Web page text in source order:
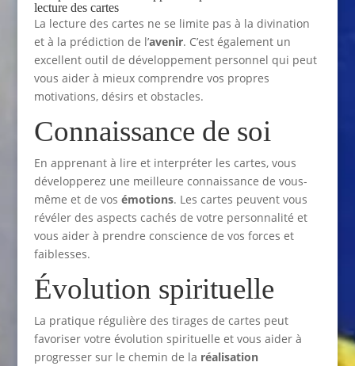
lecture des cartes
La lecture des cartes ne se limite pas à la divination
et à la prédiction de l’avenir. C’est également un
excellent outil de développement personnel qui peut
vous aider à mieux comprendre vos propres
motivations, désirs et obstacles.
Connaissance de soi
En apprenant à lire et interpréter les cartes, vous
développerez une meilleure connaissance de vous-
même et de vos émotions. Les cartes peuvent vous
révéler des aspects cachés de votre personnalité et
vous aider à prendre conscience de vos forces et
faiblesses.
Évolution spirituelle
La pratique régulière des tirages de cartes peut
favoriser votre évolution spirituelle et vous aider à
progresser sur le chemin de la réalisation